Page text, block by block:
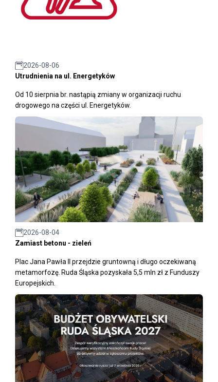
2026-08-06
Utrudnienia na ul. Energetyków
Od 10 sierpnia br. nastąpią zmiany w organizacji ruchu
drogowego na części ul. Energetyków.
2026-08-04
Zamiast betonu - zieleń
Plac Jana Pawła II przejdzie gruntowną i długo oczekiwaną
metamorfozę. Ruda Śląska pozyskała 5,5 mln zł z Funduszy
Europejskich.